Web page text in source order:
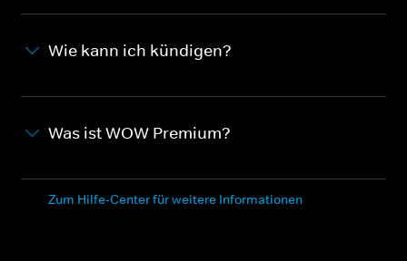
Wie kann ich kündigen?
Was ist WOW Premium?
Zum Hilfe-Center für weitere Informationen